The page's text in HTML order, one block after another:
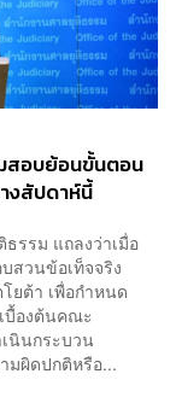
สอบย้อนขั้นตอน
งสัปดาห์นี้
รรม แถลงว่าเมื่อ
สวนข้อเท็จจริง
ยต้า เพื่อกำหนด
บื้องต้นคณะ
นินกระบวน
มผิดปกติหรือ...